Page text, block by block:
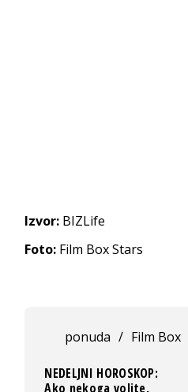
Izvor: BIZLife
Foto: Film Box Stars
ponuda / Film Box
NEDELJNI HOROSKOP:
Ako nekoga volite,